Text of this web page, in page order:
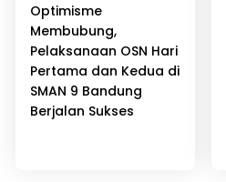
Optimisme
Membubung,
Pelaksanaan OSN Hari
Pertama dan Kedua di
SMAN 9 Bandung
Berjalan Sukses